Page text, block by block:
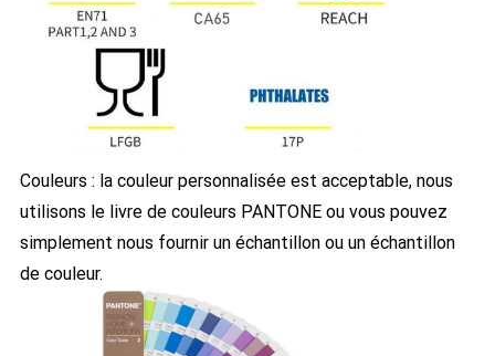
Couleurs : la couleur personnalisée est acceptable, nous
utilisons le livre de couleurs PANTONE ou vous pouvez
simplement nous fournir un échantillon ou un échantillon
de couleur.